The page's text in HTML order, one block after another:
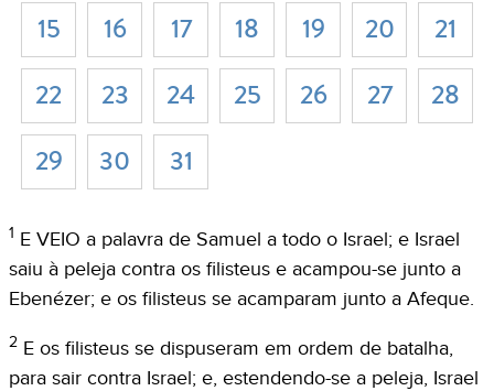
1 E VEIO a palavra de Samuel a todo o Israel; e Israel
saiu à peleja contra os filisteus e acampou-se junto a
Ebenézer; e os filisteus se acamparam junto a Afeque.
2 E os filisteus se dispuseram em ordem de batalha,
para sair contra Israel; e, estendendo-se a peleja, Israel
15
16 17 18 19 20
21
22
23 24 25 26 27
28
29
30 31